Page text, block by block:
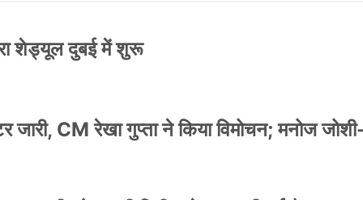
शेड्यूल दुबई में शुरू
जारी, CM रेखा गुप्ता ने किया विमोचन; मनोज